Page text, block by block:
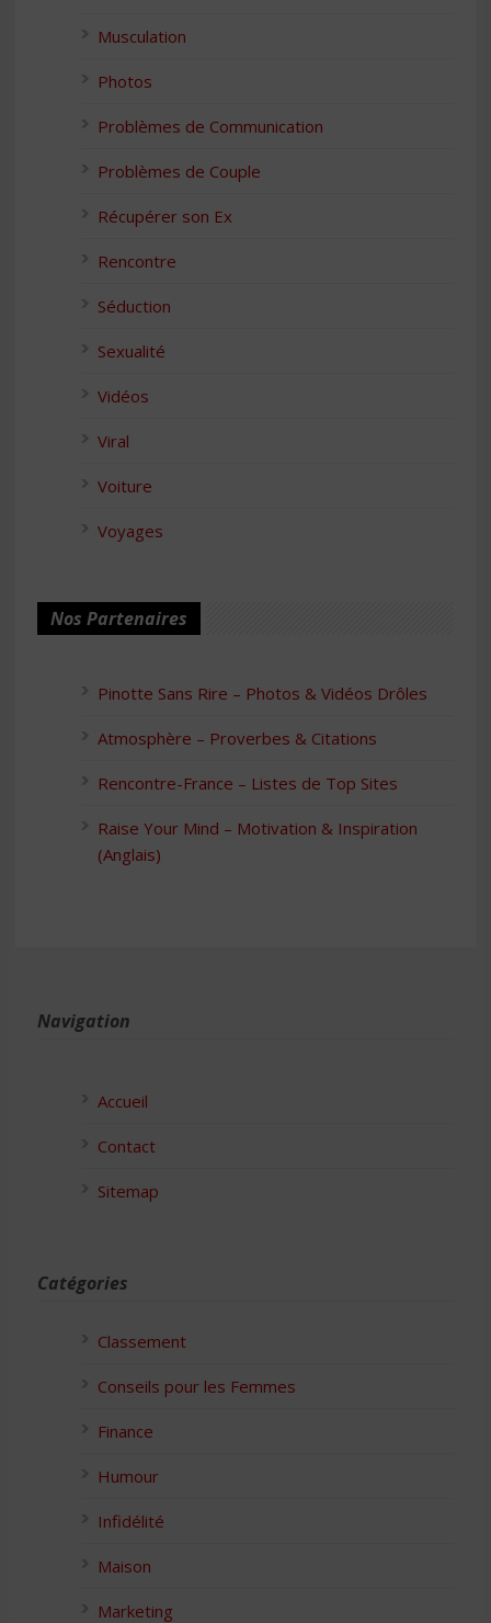
Musculation
Photos
Problèmes de Communication
Problèmes de Couple
Récupérer son Ex
Rencontre
Séduction
Sexualité
Vidéos
Viral
Voiture
Voyages
Nos Partenaires
Pinotte Sans Rire – Photos & Vidéos Drôles
Atmosphère – Proverbes & Citations
Rencontre-France – Listes de Top Sites
Raise Your Mind – Motivation & Inspiration
(Anglais)
Navigation
Accueil
Contact
Sitemap
Catégories
Classement
Conseils pour les Femmes
Finance
Humour
Infidélité
Maison
Marketing